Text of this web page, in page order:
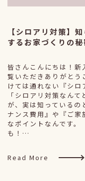
【シロアリ対策】
するお家づくりの秘
皆さんこんにちは！新
覧いただきありがと
けては通れない『シロ
「シロアリ対策なん
が、実は知っているの
ナンス費用』や『ご
なポイントなんです。
も！…
Read More